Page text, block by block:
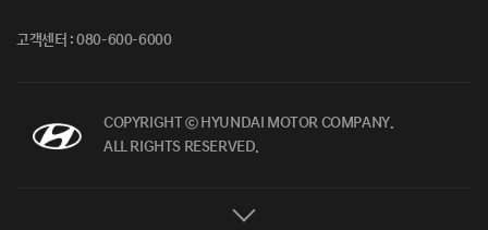
고객센터 : 080-600-6000
COPYRIGHT ⓒ HYUNDAI MOTOR COMPANY.
ALL RIGHTS RESERVED.